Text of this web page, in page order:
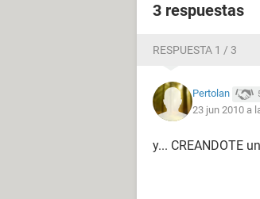
3 respuestas
RESPUESTA 1 / 3
Pertolan
23 jun 2010 a
y... CREANDOTE